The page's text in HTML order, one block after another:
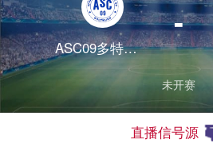
ASC09多特蒙德
-
未开赛
直播信号源